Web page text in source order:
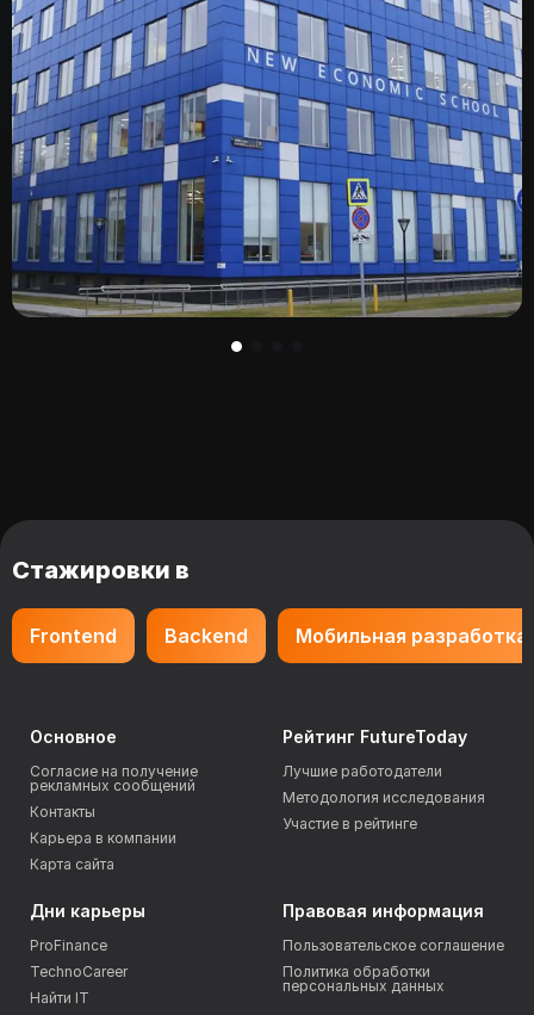
Стажировки в
Frontend Backend Мобильная разработка
Основное
Согласие на получение
рекламных сообщений
Контакты
Карьера в компании
Карта сайта
Рейтинг FutureToday
Лучшие работодатели
Методология исследования
Участие в рейтинге
Дни карьеры
ProFinance
TechnoCareer
Найти IT
Правовая информация
Пользовательское соглашение
Политика обработки
персональных данных